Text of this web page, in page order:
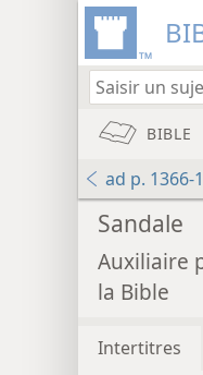
BIBLE
ad p. 1366-
Sandale
Auxiliaire
la Bible
Intertitres